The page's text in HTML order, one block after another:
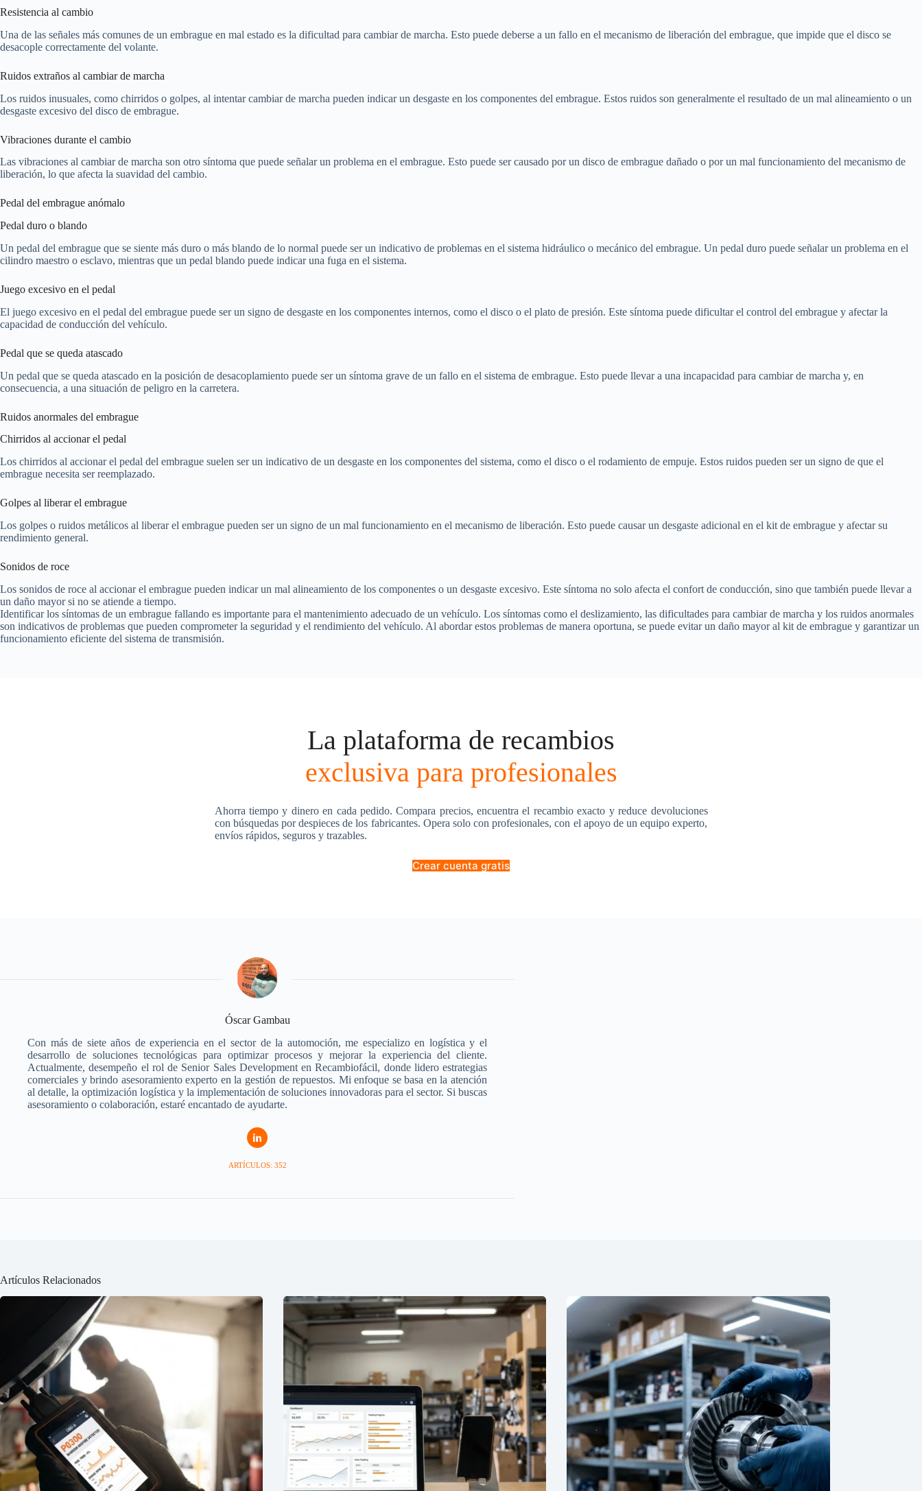
Resistencia al cambio
Una de las señales más comunes de un embrague en mal estado es la dificultad para cambiar de marcha. Esto puede deberse a un fallo en el mecanismo de liberación del embrague, que impide que el disco se
desacople correctamente del volante.
Ruidos extraños al cambiar de marcha
Los ruidos inusuales, como chirridos o golpes, al intentar cambiar de marcha pueden indicar un desgaste en los componentes del embrague. Estos ruidos son generalmente el resultado de un mal alineamiento o un
desgaste excesivo del disco de embrague.
Vibraciones durante el cambio
Las vibraciones al cambiar de marcha son otro síntoma que puede señalar un problema en el embrague. Esto puede ser causado por un disco de embrague dañado o por un mal funcionamiento del mecanismo de
liberación, lo que afecta la suavidad del cambio.
Pedal del embrague anómalo
Pedal duro o blando
Un pedal del embrague que se siente más duro o más blando de lo normal puede ser un indicativo de problemas en el sistema hidráulico o mecánico del embrague. Un pedal duro puede señalar un problema en el
cilindro maestro o esclavo, mientras que un pedal blando puede indicar una fuga en el sistema.
Juego excesivo en el pedal
El juego excesivo en el pedal del embrague puede ser un signo de desgaste en los componentes internos, como el disco o el plato de presión. Este síntoma puede dificultar el control del embrague y afectar la
capacidad de conducción del vehículo.
Pedal que se queda atascado
Un pedal que se queda atascado en la posición de desacoplamiento puede ser un síntoma grave de un fallo en el sistema de embrague. Esto puede llevar a una incapacidad para cambiar de marcha y, en
consecuencia, a una situación de peligro en la carretera.
Ruidos anormales del embrague
Chirridos al accionar el pedal
Los chirridos al accionar el pedal del embrague suelen ser un indicativo de un desgaste en los componentes del sistema, como el disco o el rodamiento de empuje. Estos ruidos pueden ser un signo de que el
embrague necesita ser reemplazado.
Golpes al liberar el embrague
Los golpes o ruidos metálicos al liberar el embrague pueden ser un signo de un mal funcionamiento en el mecanismo de liberación. Esto puede causar un desgaste adicional en el kit de embrague y afectar su
rendimiento general.
Sonidos de roce
Los sonidos de roce al accionar el embrague pueden indicar un mal alineamiento de los componentes o un desgaste excesivo. Este síntoma no solo afecta el confort de conducción, sino que también puede llevar a
un daño mayor si no se atiende a tiempo.
Identificar los síntomas de un embrague fallando es importante para el mantenimiento adecuado de un vehículo. Los síntomas como el deslizamiento, las dificultades para cambiar de marcha y los ruidos anormales
son indicativos de problemas que pueden comprometer la seguridad y el rendimiento del vehículo. Al abordar estos problemas de manera oportuna, se puede evitar un daño mayor al kit de embrague y garantizar un
funcionamiento eficiente del sistema de transmisión.
La plataforma de recambios
exclusiva para profesionales
Ahorra tiempo y dinero en cada pedido. Compara precios, encuentra el recambio exacto y reduce devoluciones
con búsquedas por despieces de los fabricantes. Opera solo con profesionales, con el apoyo de un equipo experto,
envíos rápidos, seguros y trazables.
Crear cuenta gratis
Óscar Gambau
Con más de siete años de experiencia en el sector de la automoción, me especializo en logística y el
desarrollo de soluciones tecnológicas para optimizar procesos y mejorar la experiencia del cliente.
Actualmente, desempeño el rol de Senior Sales Development en Recambiofácil, donde lidero estrategias
comerciales y brindo asesoramiento experto en la gestión de repuestos. Mi enfoque se basa en la atención
al detalle, la optimización logística y la implementación de soluciones innovadoras para el sector. Si buscas
asesoramiento o colaboración, estaré encantado de ayudarte.
ARTÍCULOS: 352
Artículos Relacionados